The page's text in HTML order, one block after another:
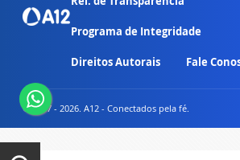
Programa de Integridade
Direitos Autorais Fale
© 2007 - 2026. A12 - Conectados pela fé.